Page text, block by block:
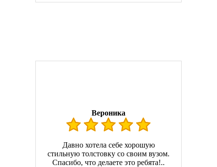
Вероника
Давно хотела себе хорошую
стильную толстовку со своим вузом.
Спасибо, что делаете это ребята!..